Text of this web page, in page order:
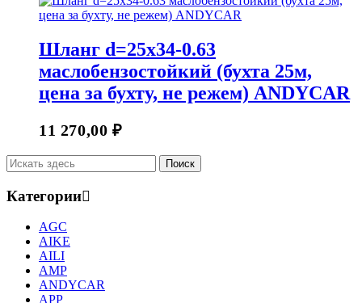
Шланг d=25х34-0.63
маслобензостойкий (бухта 25м,
цена за бухту, не режем) ANDYCAR
11 270,00 ₽
Категории
AGC
AIKE
AILI
AMP
ANDYCAR
APP